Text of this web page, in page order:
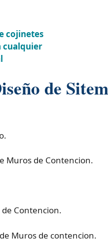
cojinetes
cualquier
de
Muros de Contencion.
Contencion.
Muros de contencion.